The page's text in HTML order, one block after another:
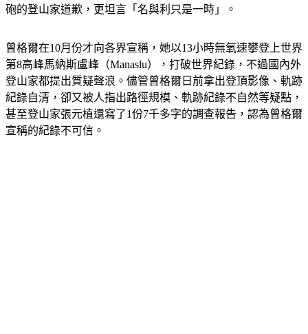
第8高峰馬納斯盧峰（Manaslu），打破世界紀錄，不過國內外
登山家都提出質疑聲浪。儘管曾格爾日前拿出登頂影像、軌跡
紀錄自清，卻又被人指出路徑規模、軌跡紀錄不自然等疑點，
甚至登山家張元植還寫了1份7千多字的調查報告，認為曾格爾
宣稱的紀錄不可信。